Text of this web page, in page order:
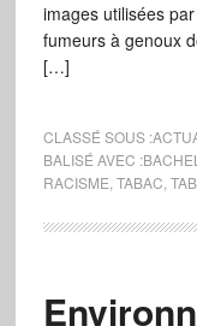
images utilisées
fumeurs à genoux
[…]
CLASSÉ SOUS :
BALISÉ AVEC :
RACISME TABAC